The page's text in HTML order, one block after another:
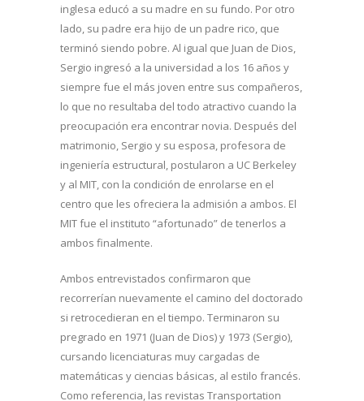
inglesa educó a su madre en su fundo. Por otro
lado, su padre era hijo de un padre rico, que
terminó siendo pobre. Al igual que Juan de Dios,
Sergio ingresó a la universidad a los 16 años y
siempre fue el más joven entre sus compañeros,
lo que no resultaba del todo atractivo cuando la
preocupación era encontrar novia. Después del
matrimonio, Sergio y su esposa, profesora de
ingeniería estructural, postularon a UC Berkeley
y al MIT, con la condición de enrolarse en el
centro que les ofreciera la admisión a ambos. El
MIT fue el instituto “afortunado” de tenerlos a
ambos finalmente.
Ambos entrevistados confirmaron que
recorrerían nuevamente el camino del doctorado
si retrocedieran en el tiempo. Terminaron su
pregrado en 1971 (Juan de Dios) y 1973 (Sergio),
cursando licenciaturas muy cargadas de
matemáticas y ciencias básicas, al estilo francés.
Como referencia, las revistas Transportation